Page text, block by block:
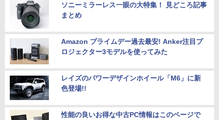
ソニーミラーレス一眼の大特集！ 見どころ記事
まとめ
Amazon プライムデー過去最安! Anker注目プ
ロジェクター3モデルを使ってみた
レイズのパワーデザインホイール「M6」に新
色登場!!
性能の良いお得な中古PC情報はこのページで